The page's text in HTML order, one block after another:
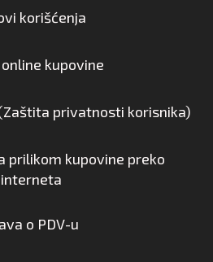
korišćenja
kupovine
privatnosti korisnika)
prilikom kupovine preko
interneta
o PDV-u